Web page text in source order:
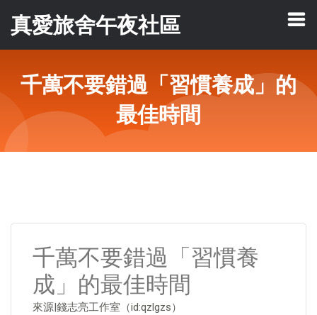
真愛旅舍午夜社區
千萬不要錯過「習慣養成」的
最佳時間
千萬不要錯過「習慣養
成」的最佳時間
來源|錢志亮工作室（id:qzlgzs）